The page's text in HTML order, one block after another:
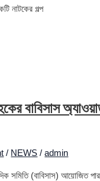
নাটকের গল্প
বাবিসাস
/ NEWS /admin
সমিতি (বাবিসাস) আয়োজিত